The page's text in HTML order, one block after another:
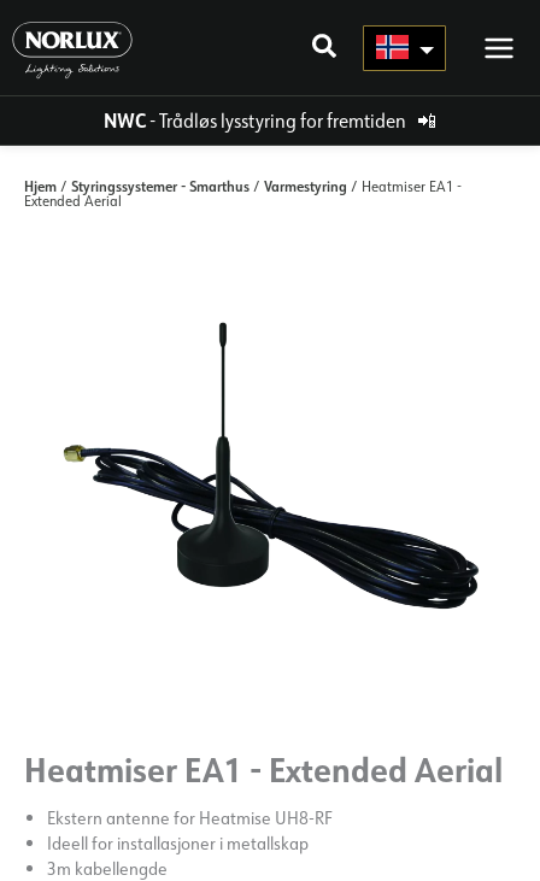
rett
innholdet
NWC- Trådløs lysstyring for fremtiden 📲
Hjem / Styringssystemer - Smarthus / Varmestyring / Heatmiser EA1 -
Extended Aerial
Heatmiser EA1 - Extended Aerial
Ekstern antenne for Heatmise UH8-RF
Ideell for installasjoner i metallskap
3m kabellengde